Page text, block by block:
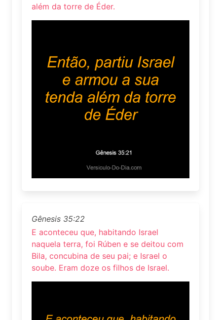
além da torre de Éder.
Gênesis 35:22
E aconteceu que, habitando Israel
naquela terra, foi Rúben e se deitou com
Bila, concubina de seu pai; e Israel o
soube. Eram doze os filhos de Israel.